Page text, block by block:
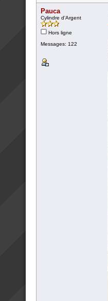
Pauca
Cylindre d'Argent
Hors ligne
Messages: 122